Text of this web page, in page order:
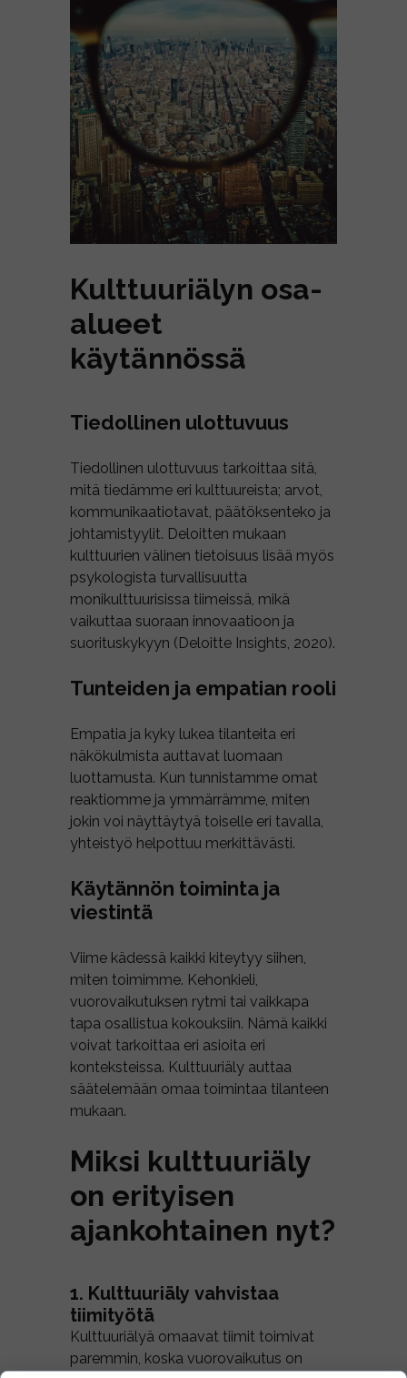
Kulttuuriälyn osa-
alueet
käytännössä
Tiedollinen ulottuvuus
Tiedollinen ulottuvuus tarkoittaa sitä,
mitä tiedämme eri kulttuureista; arvot,
kommunikaatiotavat, päätöksenteko ja
johtamistyylit. Deloitten mukaan
kulttuurien välinen tietoisuus lisää myös
psykologista turvallisuutta
monikulttuurisissa tiimeissä, mikä
vaikuttaa suoraan innovaatioon ja
suorituskykyyn (Deloitte Insights, 2020).
Tunteiden ja empatian rooli
Empatia ja kyky lukea tilanteita eri
näkökulmista auttavat luomaan
luottamusta. Kun tunnistamme omat
reaktiomme ja ymmärrämme, miten
jokin voi näyttäytyä toiselle eri tavalla,
yhteistyö helpottuu merkittävästi.
Käytännön toiminta ja
viestintä
Viime kädessä kaikki kiteytyy siihen,
miten toimimme. Kehonkieli,
vuorovaikutuksen rytmi tai vaikkapa
tapa osallistua kokouksiin. Nämä kaikki
voivat tarkoittaa eri asioita eri
konteksteissa. Kulttuuriäly auttaa
säätelemään omaa toimintaa tilanteen
mukaan.
Miksi kulttuuriäly
on erityisen
ajankohtainen nyt?
1. Kulttuuriäly vahvistaa
tiimityötä
Kulttuuriälyä omaavat tiimit toimivat
paremmin, koska vuorovaikutus on